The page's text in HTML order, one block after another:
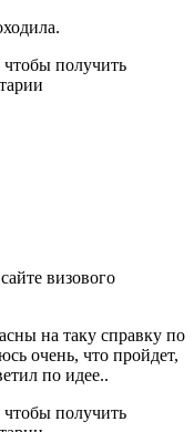
чтобы получить
визового
на таку справку по
очень, что пройдет,
по идее..
чтобы получить